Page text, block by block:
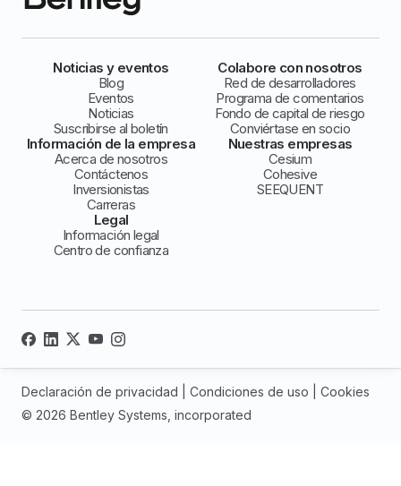
Noticias y eventos
Blog
Eventos
Noticias
Suscribirse al boletín
Colabore con nosotros
Red de desarrolladores
Programa de comentarios
Fondo de capital de riesgo
Conviértase en socio
Información de la empresa
Acerca de nosotros
Contáctenos
Inversionistas
Carreras
Nuestras empresas
Cesium
Cohesive
SEEQUENT
Legal
Información legal
Centro de confianza
© 2026 Bentley Systems, incorporated
Declaración de privacidad Condiciones de uso Cookies